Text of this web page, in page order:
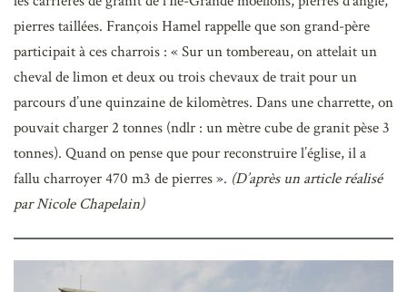
pierres taillées. François Hamel rappelle que son grand-père
participait à ces charrois : « Sur un tombereau, on attelait un
cheval de limon et deux ou trois chevaux de trait pour un
parcours d’une quinzaine de kilomètres. Dans une charrette, on
pouvait charger 2 tonnes (ndlr : un mètre cube de granit pèse 3
tonnes). Quand on pense que pour reconstruire l’église, il a
fallu charroyer 470 m3 de pierres ». (D’après un article réalisé
par Nicole Chapelain)